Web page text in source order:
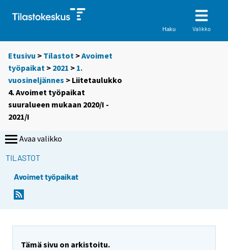
Haku Valikko
Etusivu > Tilastot >Avoimet
työpaikat > 2021 > 1.
vuosineljännes > Liitetaulukko
4. Avoimet työpaikat
suuralueen mukaan 2020/I -
2021/I
Avaa valikko
TILASTOT
Avoimet työpaikat
Tämä sivu on arkistoitu.